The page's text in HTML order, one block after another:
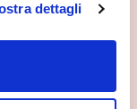
dettagli
Serate